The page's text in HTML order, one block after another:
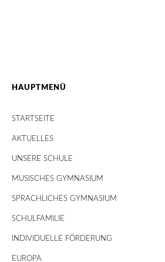
HAUPTMENÜ
STARTSEITE
AKTUELLES
UNSERE SCHULE
MUSISCHES GYMNASIUM
SPRACHLICHES GYMNASIUM
SCHULFAMILIE
INDIVIDUELLE FÖRDERUNG
EUROPA